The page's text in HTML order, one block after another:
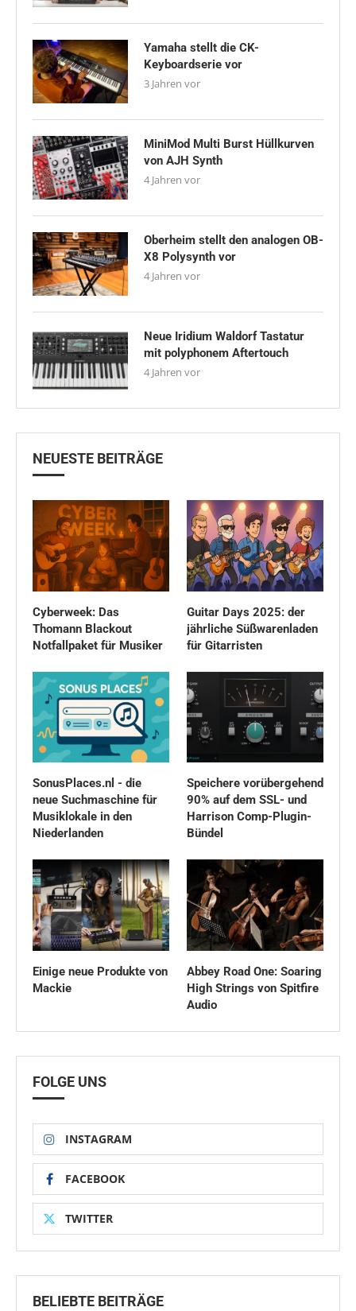
Yamaha stellt die CK-
Keyboardserie vor
3 Jahren vor
MiniMod Multi Burst Hüllkurven
von AJH Synth
4 Jahren vor
Oberheim stellt den analogen OB-
X8 Polysynth vor
4 Jahren vor
Neue Iridium Waldorf Tastatur
mit polyphonem Aftertouch
4 Jahren vor
NEUESTE BEITRÄGE
Cyberweek: Das
Thomann Blackout
Notfallpaket für Musiker
Guitar Days 2025: der
jährliche Süßwarenladen
für Gitarristen
SonusPlaces.nl - die
neue Suchmaschine für
Musiklokale in den
Niederlanden
Speichere vorübergehend
90% auf dem SSL- und
Harrison Comp-Plugin-
Bündel
Einige neue Produkte von
Mackie
Abbey Road One: Soaring
High Strings von Spitfire
Audio
FOLGE UNS
INSTAGRAM
FACEBOOK
TWITTER
BELIEBTE BEITRÄGE